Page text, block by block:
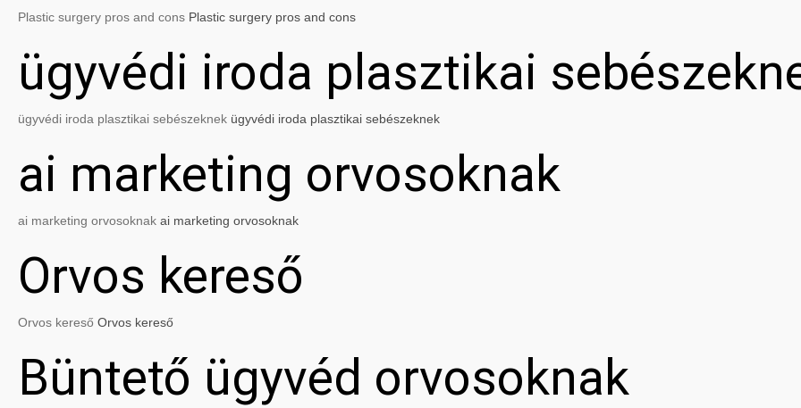
Plastic surgery pros and cons Plastic surgery pros and cons
ügyvédi iroda plasztikai
ügyvédi iroda plasztikai sebészeknek ügyvédi iroda plasztikai sebészeknek
ai marketing orvosoknak
ai marketing orvosoknak ai marketing orvosoknak
Orvos kereső
Orvos kereső Orvos kereső
Büntető ügyvéd orvosoknak